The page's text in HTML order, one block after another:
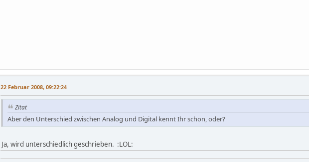
22 Februar 2008, 09:22:24
Zitat
Aber den Unterschied zwischen Analog und Digital kennt Ihr schon, oder?
Ja, wird unterschiedlich geschrieben. :LOL: